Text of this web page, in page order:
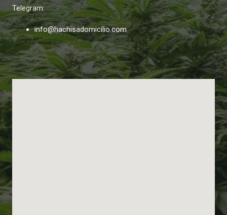
Telegram:
info@hachisadomicilio.com